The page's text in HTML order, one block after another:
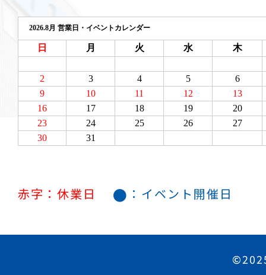
赤字：休業日 ● ：イベント開催日